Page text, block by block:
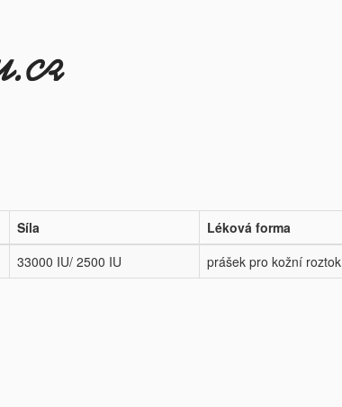
Síla Léková forma
33000 IU/ 2500 IU prášek pro kožní roztok